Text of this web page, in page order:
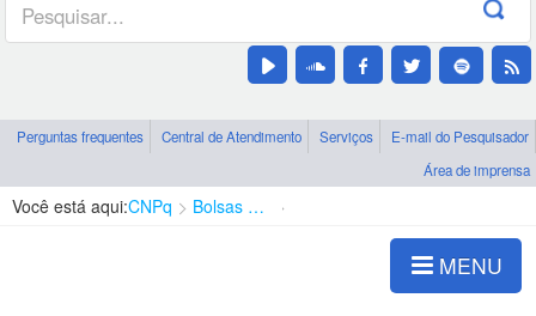
Perguntas frequentes Central de Atendimento Serviços
E-mail do Pesquisador
Área de imprensa
Você está aqui:CNPq Bolsas e Auxílios Vigentes
MENU